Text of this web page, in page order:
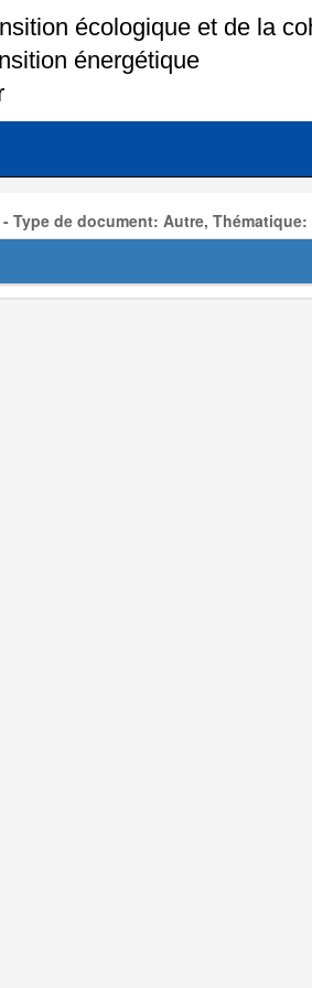
Type de document: Autre,